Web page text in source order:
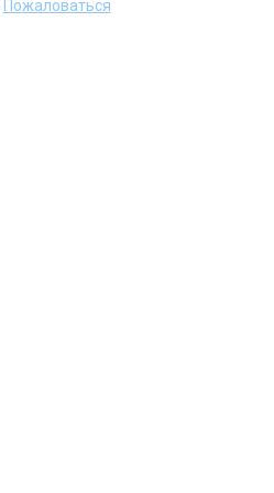
Пожаловаться